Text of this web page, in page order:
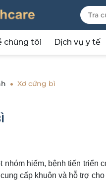
chúng tôi Dịch vụ y tế
Xơ cứng bì
nhóm hiếm, bệnh tiến triển
cấp khuôn và hỗ trợ